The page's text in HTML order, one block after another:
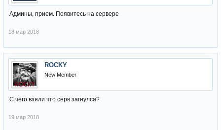
Админы, прием. Появитесь на сервере
18 мар 2018
ROCKY
New Member
С чего взяли что серв загнулся?
19 мар 2018